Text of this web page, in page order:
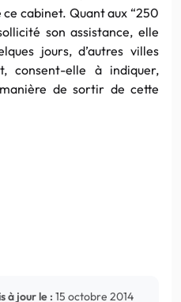
cabinet. Quant aux “250
son assistance, elle
jours, d’autres villes
consent-elle à indiquer,
de sortir de cette
à jour le : 15 octobre 2014